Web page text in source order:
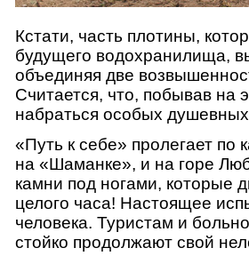
Кстати, часть плотины,
будущего водохранилища,
объединяя две
Считается, что, побывав на
набраться особых
«Путь к себе» пролегает
на «Шаманке», и на горе
камни под ногами, которые
целого часа! Настоящее
человека. Туристам и
стойко продолжают свой